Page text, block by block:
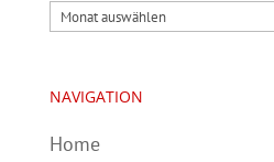
Archiv
NAVIGATION
Home